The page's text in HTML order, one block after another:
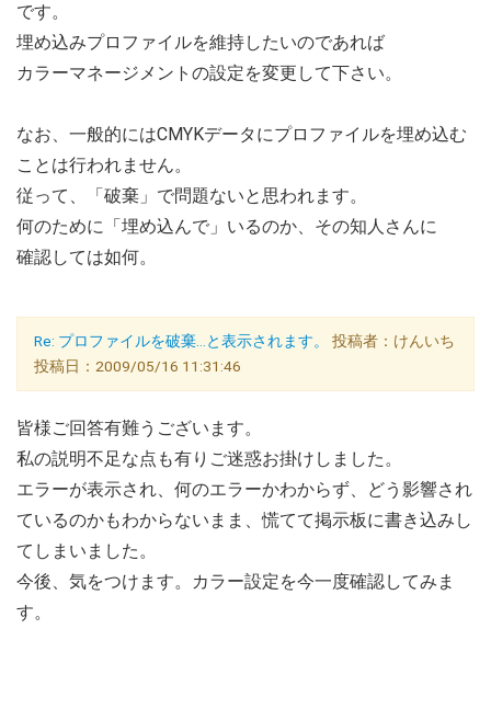
です。
埋め込みプロファイルを維持したいのであれば
カラーマネージメントの設定を変更して下さい。
なお、一般的にはCMYKデータにプロファイルを埋め込む
ことは行われません。
従って、「破棄」で問題ないと思われます。
何のために「埋め込んで」いるのか、その知人さんに
確認しては如何。
Re: プロファイルを破棄…と表示されます。
投稿者：けんいち
投稿日：2009/05/16 11:31:46
皆様ご回答有難うございます。
私の説明不足な点も有りご迷惑お掛けしました。
エラーが表示され、何のエラーかわからず、どう影響され
ているのかもわからないまま、慌てて掲示板に書き込みし
てしまいました。
今後、気をつけます。カラー設定を今一度確認してみま
す。